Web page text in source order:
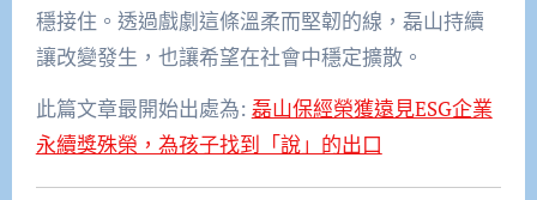
穩接住。透過戲劇這條溫柔而堅韌的線，磊山持續
讓改變發生，也讓希望在社會中穩定擴散。
此篇文章最開始出處為: 磊山保經榮獲遠見ESG企業
永續獎殊榮，為孩子找到「說」的出口